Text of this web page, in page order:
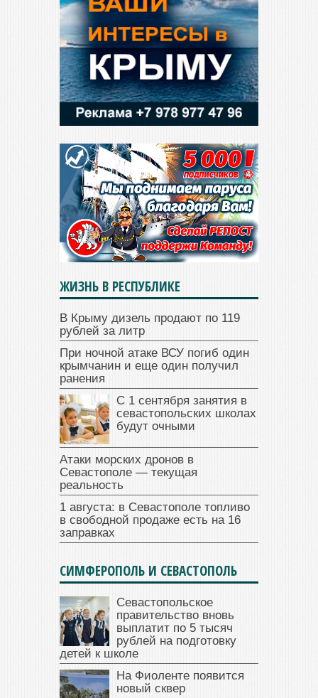
ЖИЗНЬ В РЕСПУБЛИКЕ
В Крыму дизель продают по 119
рублей за литр
При ночной атаке ВСУ погиб один
крымчанин и еще один получил
ранения
С 1 сентября занятия в
севастопольских школах
будут очными
Атаки морских дронов в
Севастополе — текущая
реальность
1 августа: в Севастополе топливо
в свободной продаже есть на 16
заправках
СИМФЕРОПОЛЬ И СЕВАСТОПОЛЬ
Севастопольское
правительство вновь
выплатит по 5 тысяч
рублей на подготовку
детей к школе
На Фиоленте появится
новый сквер